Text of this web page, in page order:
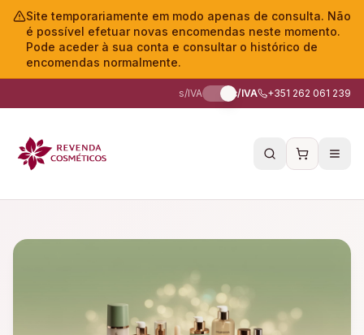
Site temporariamente em modo apenas de consulta. Não
é possível efetuar novas encomendas neste momento.
Pode aceder à sua conta e consultar o histórico de
encomendas normalmente.
s/IVA c/IVA +351 262 061 239